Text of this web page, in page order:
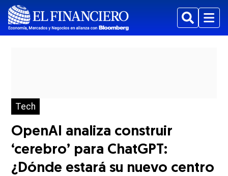
BuscarMenu
Tech
OpenAI analiza construir
‘cerebro’ para ChatGPT:
¿Dónde estará su nuevo centro